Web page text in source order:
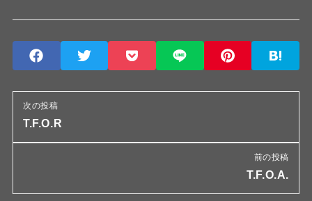
次の投稿
T.F.O.R
前の投稿
T.F.O.A.